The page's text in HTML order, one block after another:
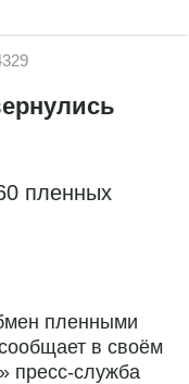
пленных
пленными
в своём
пресс-служба